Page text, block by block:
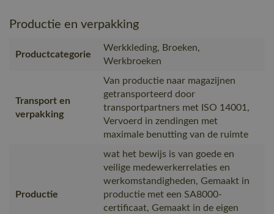
Productie en verpakking
Productcategorie
Werkkleding, Broeken,
Werkbroeken
Transport en
verpakking
Van productie naar magazijnen
getransporteerd door
transportpartners met ISO 14001,
Vervoerd in zendingen met
maximale benutting van de ruimte
Productie
wat het bewijs is van goede en
veilige medewerkerrelaties en
werkomstandigheden, Gemaakt in
productie met een SA8000-
certificaat, Gemaakt in de eigen